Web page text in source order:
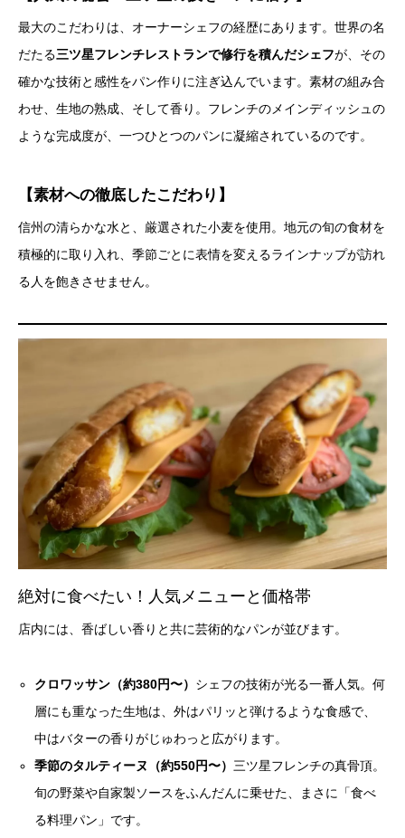
最大のこだわりは、オーナーシェフの経歴にあります。世界の名
だたる三ツ星フレンチレストランで修行を積んだシェフが、その
確かな技術と感性をパン作りに注ぎ込んでいます。素材の組み合
わせ、生地の熟成、そして香り。フレンチのメインディッシュの
ような完成度が、一つひとつのパンに凝縮されているのです。
【素材への徹底したこだわり】
信州の清らかな水と、厳選された小麦を使用。地元の旬の食材を
積極的に取り入れ、季節ごとに表情を変えるラインナップが訪れ
る人を飽きさせません。
絶対に食べたい！人気メニューと価格帯
店内には、香ばしい香りと共に芸術的なパンが並びます。
クロワッサン（約380円〜） シェフの技術が光る一番人気。何
層にも重なった生地は、外はパリッと弾けるような食感で、
中はバターの香りがじゅわっと広がります。
季節のタルティーヌ（約550円〜） 三ツ星フレンチの真骨頂。
旬の野菜や自家製ソースをふんだんに乗せた、まさに「食べ
る料理パン」です。